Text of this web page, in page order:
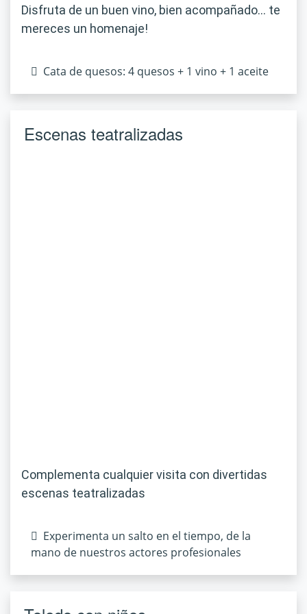
Disfruta de un buen vino, bien acompañado… te
mereces un homenaje!
Cata de quesos: 4 quesos + 1 vino + 1 aceite
Escenas teatralizadas
Complementa cualquier visita con divertidas
escenas teatralizadas
Experimenta un salto en el tiempo, de la
mano de nuestros actores profesionales